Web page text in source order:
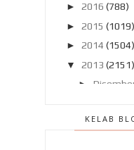
► 2016 (788)
► 2015 (1019)
► 2014 (1504)
▼
2013 (2151)
►
►Oktober
KELAB